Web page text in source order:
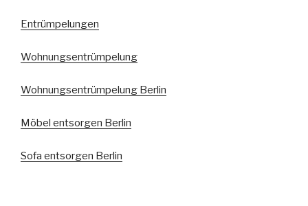
Entrümpelungen
Wohnungsentrümpelung
Wohnungsentrümpelung Berlin
Möbel entsorgen Berlin
Sofa entsorgen Berlin